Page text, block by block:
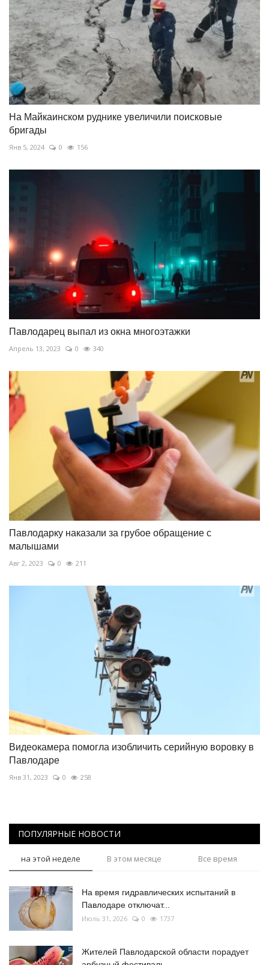
На Майкаинском руднике увеличили поисковые
бригады
Янв 5, 2024 0 156
Павлодарец выпал из окна многоэтажки
Апрель 13, 2023 0 340
Павлодарку наказали за грубое обращение с
малышами
Авг 2, 2023 0 211
Видеокамера помогла изобличить серийную воровку в
Павлодаре
Янв 31, 2023 0 258
ПОПУЛЯРНЫЕ НОВОСТИ
на этой неделе В этом месяце Все время
На время гидравлических испытаний в
Павлодаре отключат...
Июль 31, 2026 0 1737
Жителей Павлодарской области порадует